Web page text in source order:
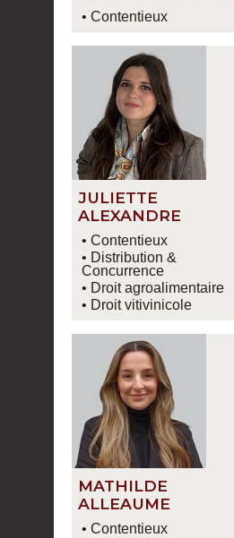
• Contentieux
JULIETTE
ALEXANDRE
• Contentieux
• Distribution &
Concurrence
• Droit agroalimentaire
• Droit vitivinicole
MATHILDE
ALLEAUME
• Contentieux